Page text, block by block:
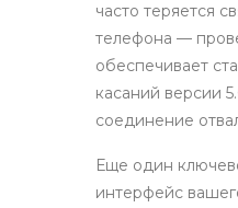
часто теряется
телефона —
обеспечивает
касаний версии
соединение
Еще один
интерфейс